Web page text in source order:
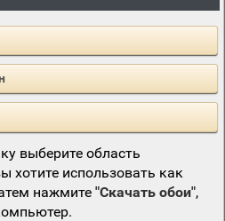
выберите область
хотите использовать как
нажмите "Скачать обои",